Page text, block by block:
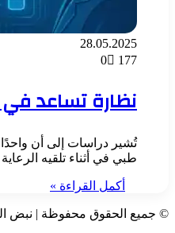
28.05.2025
0
177
نظارة تساعد في
طبي في أثناء تلقيه
أكمل القراءة »
© جميع الحقوق محفوظة | نبض الشام